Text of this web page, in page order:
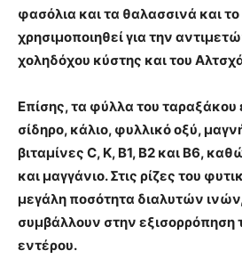
φασόλια και τα θαλασσινά και το
χρησιμοποιηθεί για την
χοληδόχου κύστης και του
Επίσης, τα φύλλα του ταραξάκου
σίδηρο, κάλιο, φυλλικό οξύ,
βιταμίνες C, Κ, Β1, Β2 και Β6,
και μαγγάνιο. Στις ρίζες του
μεγάλη ποσότητα διαλυτών ινών,
συμβάλλουν στην εξισορρόπηση
εντέρου.